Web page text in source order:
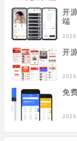
开
端
开
免